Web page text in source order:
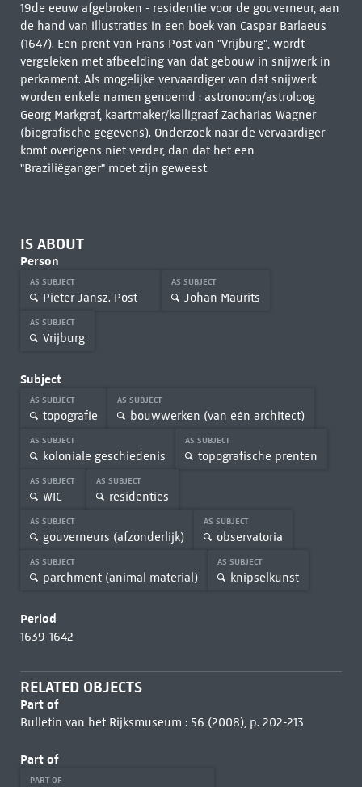
19de eeuw afgebroken - residentie voor de gouverneur, aan
de hand van illustraties in een boek van Caspar Barlaeus
(1647). Een prent van Frans Post van "Vrijburg", wordt
vergeleken met afbeelding van dat gebouw in snijwerk in
perkament. Als mogelijke vervaardiger van dat snijwerk
worden enkele namen genoemd : astronoom/astroloog
Georg Markgraf, kaartmaker/kalligraaf Zacharias Wagner
(biografische gegevens). Onderzoek naar de vervaardiger
komt overigens niet verder, dan dat het een
"Braziliëganger" moet zijn geweest.
IS ABOUT
Person
AS SUBJECT
Pieter Jansz. Post
AS SUBJECT
Johan Maurits
AS SUBJECT
Vrijburg
Subject
AS SUBJECT
topografie
AS SUBJECT
bouwwerken (van één architect)
AS SUBJECT
koloniale geschiedenis
AS SUBJECT
topografische prenten
AS SUBJECT
WIC
AS SUBJECT
residenties
AS SUBJECT
gouverneurs (afzonderlijk)
AS SUBJECT
observatoria
AS SUBJECT
parchment (animal material)
AS SUBJECT
knipselkunst
Period
1639-1642
RELATED OBJECTS
Part of
Bulletin van het Rijksmuseum : 56 (2008), p. 202-213
Part of
PART OF